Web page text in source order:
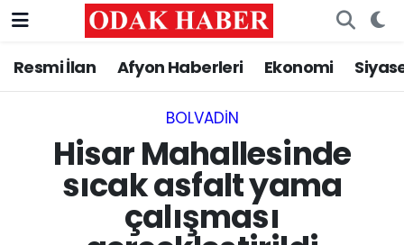
Resmi İlan Afyon Haberleri Ekonomi
BOLVADIN
Hisar Mahallesinde
sıcak asfalt yama
çalışması
AFYONKARAHİSAR HABERLERİ
ASAYİŞ
Nöbetçi Eczaneler
Trafik Durumu
Süper Lig Puan Durumu ve Fikstür